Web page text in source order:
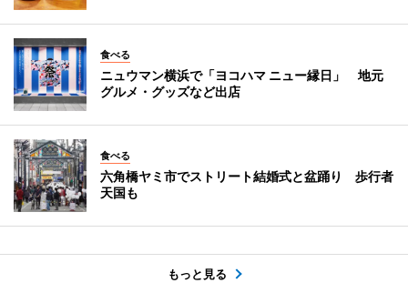
食べる
ニュウマン横浜で「ヨコハマ ニュー縁日」 地元
グルメ・グッズなど出店
食べる
六角橋ヤミ市でストリート結婚式と盆踊り 歩行者
天国も
もっと見る